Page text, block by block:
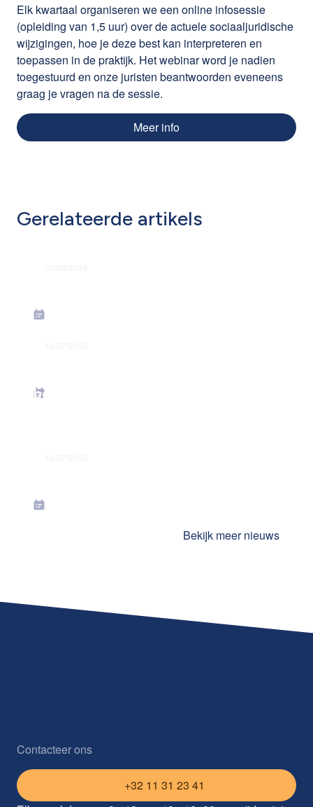
Elk kwartaal organiseren we een online infosessie
(opleiding van 1,5 uur) over de actuele sociaaljuridische
wijzigingen, hoe je deze best kan interpreteren en
toepassen in de praktijk. Het webinar word je nadien
toegestuurd en onze juristen beantwoorden eveneens
graag je vragen na de sessie.
Meer info
Gerelateerde artikels
bedrag juni 2026
Bekijk meer nieuws
Contacteer ons
+32 11 31 23 41